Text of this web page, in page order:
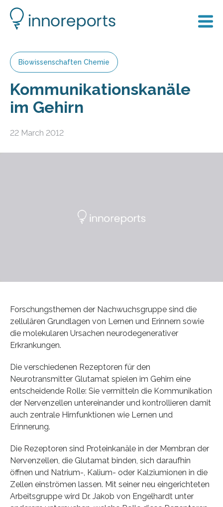
Biowissenschaften Chemie
Kommunikationskanäle
im Gehirn
22 March 2012
Forschungsthemen der Nachwuchsgruppe sind die
zellulären Grundlagen von Lernen und Erinnern sowie
die molekularen Ursachen neurodegenerativer
Erkrankungen.
Die verschiedenen Rezeptoren für den
Neurotransmitter Glutamat spielen im Gehirn eine
entscheidende Rolle: Sie vermitteln die Kommunikation
der Nervenzellen untereinander und kontrollieren damit
auch zentrale Hirnfunktionen wie Lernen und
Erinnerung.
Die Rezeptoren sind Proteinkanäle in der Membran der
Nervenzellen, die Glutamat binden, sich daraufhin
öffnen und Natrium-, Kalium- oder Kalziumionen in die
Zellen einströmen lassen. Mit seiner neu eingerichteten
Arbeitsgruppe wird Dr. Jakob von Engelhardt unter